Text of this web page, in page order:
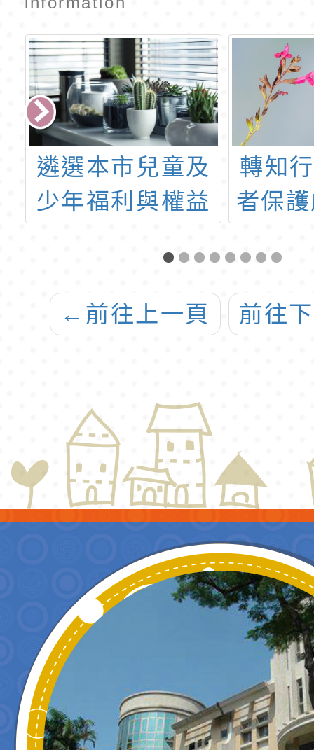
遴選本市兒童及
少年福利與權益
代表，自即日起
至111年1月26日
前受理報名，請
轉知
者保
← 前往上一頁 前往